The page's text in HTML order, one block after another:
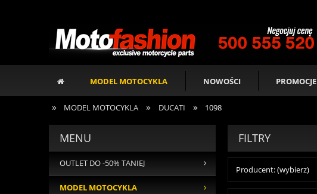
MODEL MOTOCYKLA NOWOŚCI PROMOCJE
» MODEL MOTOCYKLA » DUCATI » 1098
MENU
OUTLET DO -50% TANIEJ
MODEL MOTOCYKLA
FILTRY
Producent: (wybierz)